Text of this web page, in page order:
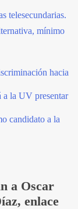
telesecundarias.
mínimo
hacia
a la UV presentar
candidato a la
a Oscar
enlace